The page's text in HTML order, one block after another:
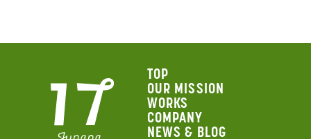
TOP
OUR MISSION
WORKS
COMPANY
NEWS & BLOG